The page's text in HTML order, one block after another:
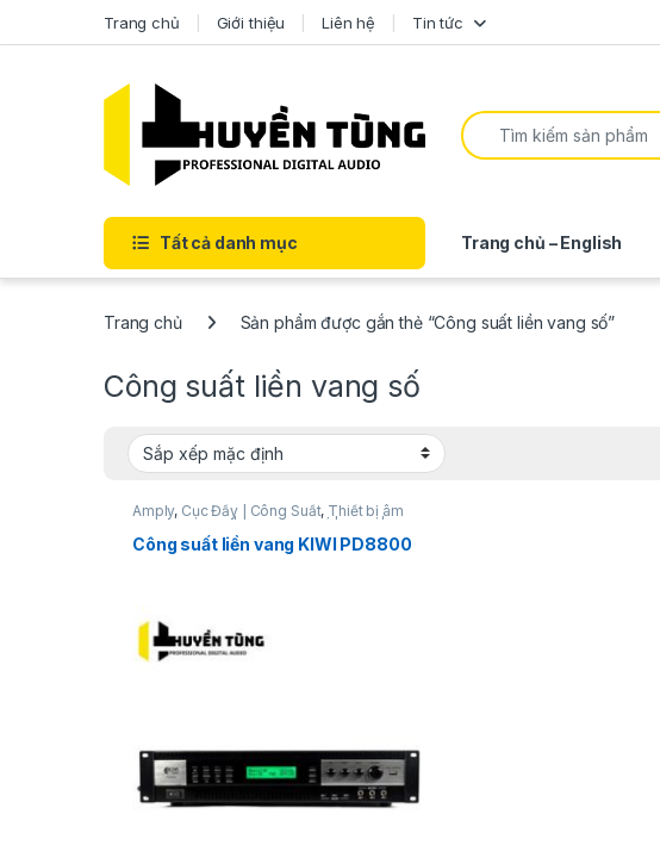
Trang chủ Giới thiệu Liên hệ Tin tức
Tất cả danh mục Trang chủ – English
Trang chủ Sản phẩm được gắn thẻ “Công suất liền vang số”
Công suất liền vang số
Amply, Cục Đẩy | Công Suất, Thiết bị âm
thanh karaoke | KTV
Vang Số | Mixer|
Vang cơ
Công suất liền vang KIWI PD8800